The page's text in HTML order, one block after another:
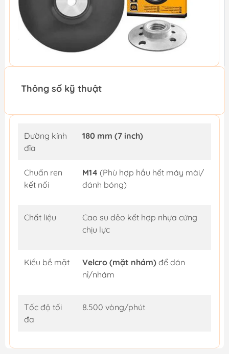
Thông số kỹ thuật
Đường kính
đĩa
180 mm (7 inch)
Chuẩn ren
kết nối
M14 (Phù hợp hầu hết máy mài/
đánh bóng)
Chất liệu
Cao su dẻo kết hợp nhựa cứng
chịu lực
Kiểu bề mặt Velcro (mặt nhám) để dán
nỉ/nhám
Tốc độ tối
đa
8.500 vòng/phút